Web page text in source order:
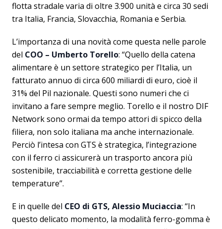
flotta stradale varia di oltre 3.900 unità e circa 30 sedi
tra Italia, Francia, Slovacchia, Romania e Serbia.
L’importanza di una novità come questa nelle parole
del COO – Umberto Torello: “Quello della catena
alimentare è un settore strategico per l’Italia, un
fatturato annuo di circa 600 miliardi di euro, cioè il
31% del Pil nazionale. Questi sono numeri che ci
invitano a fare sempre meglio. Torello e il nostro DIF
Network sono ormai da tempo attori di spicco della
filiera, non solo italiana ma anche internazionale.
Perciò l’intesa con GTS è strategica, l’integrazione
con il ferro ci assicurerà un trasporto ancora più
sostenibile, tracciabilità e corretta gestione delle
temperature”.
E in quelle del CEO di GTS, Alessio Muciaccia: “In
questo delicato momento, la modalità ferro-gomma è